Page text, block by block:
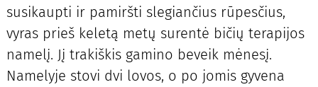
susikaupti ir pamiršti slegiančius rūpesčius,
vyras prieš keletą metų surentė bičių terapijos
namelį. Jį trakiškis gamino beveik mėnesį.
Namelyje stovi dvi lovos, o po jomis gyvena